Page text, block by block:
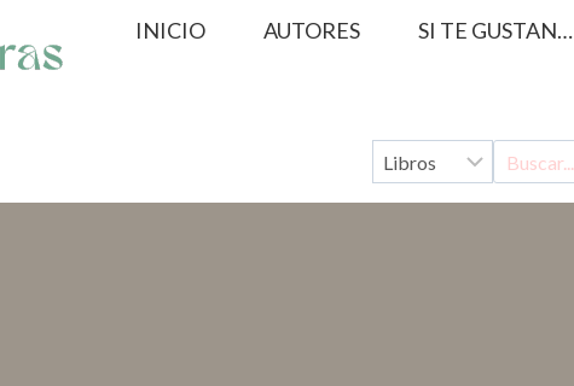
INICIO AUTORES SI TE GUSTAN…